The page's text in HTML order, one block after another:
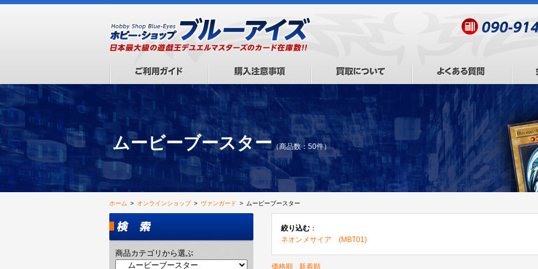
ムービーブースター （商品数：50件）
ホーム > オンラインショップ > ヴァンガード > ムービーブースター
絞り込む ：
ネオンメサイア (MBT01)
価格順 新着順
商品カテゴリから選ぶ